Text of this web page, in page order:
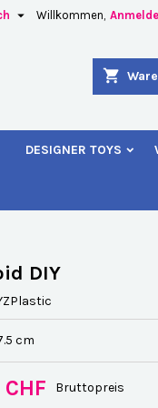
Willkommen,

shopping_cart
DESIGNER TOYS
DIY
cm
Bruttopreis